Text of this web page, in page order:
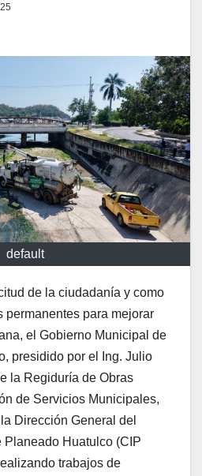
default
de la ciudadanía y como
permanentes para mejorar
el Gobierno Municipal de
presidido por el Ing. Julio
la Regiduría de Obras
de Servicios Municipales,
Dirección General del
Planeado Huatulco (CIP
trabajos de